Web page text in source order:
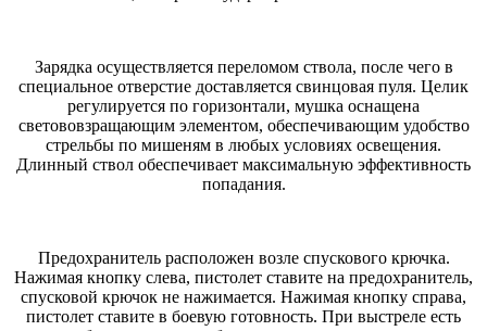
Зарядка осуществляется переломом ствола, после чего в
специальное отверстие доставляется свинцовая пуля. Целик
регулируется по горизонтали, мушка оснащена
светововзращающим элементом, обеспечивающим удобство
стрельбы по мишеням в любых условиях освещения.
Длинный ствол обеспечивает максимальную эффективность
попадания.
Предохранитель расположен возле спускового крючка.
Нажимая кнопку слева, пистолет ставите на предохранитель,
спусковой крючок не нажимается. Нажимая кнопку справа,
пистолет ставите в боевую готовность. При выстреле есть